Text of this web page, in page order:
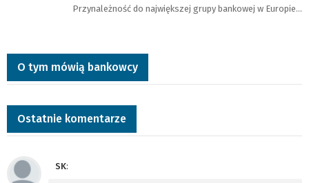
Przynależność do największej grupy bankowej w Europie…
O tym mówią bankowcy
Ostatnie komentarze
SK: